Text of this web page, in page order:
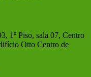
1º Piso, sala 07, Centro
Otto Centro de